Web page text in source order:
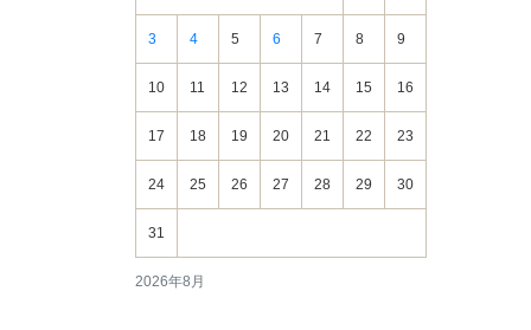
2026年8月
3 4 5 6 7 8 9
10 11 12 13 14 15 16
17 18 19 20 21 22 23
24 25 26 27 28 29 30
31